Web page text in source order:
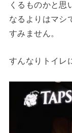
くるものかと思
なるよりはマシ
すみません。
すんなりトイレ